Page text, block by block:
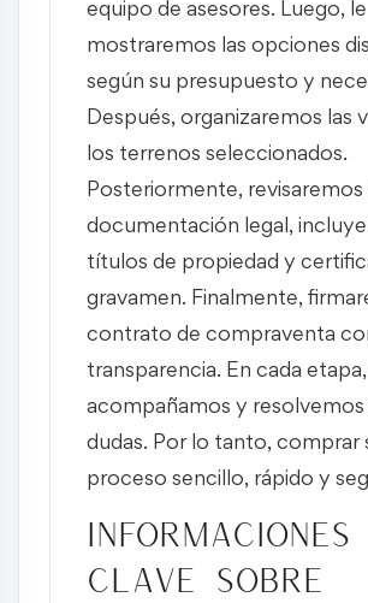
equipo de asesores. Luego, le
mostraremos las opciones
según su presupuesto y
Después, organizaremos las
los terrenos seleccionados.
Posteriormente, revisaremos
documentación legal,
títulos de propiedad y
gravamen. Finalmente,
contrato de compraventa
transparencia. En cada
acompañamos y resolvemos
dudas. Por lo tanto, comprar
proceso sencillo, rápido y
Informaciones
clave sobre